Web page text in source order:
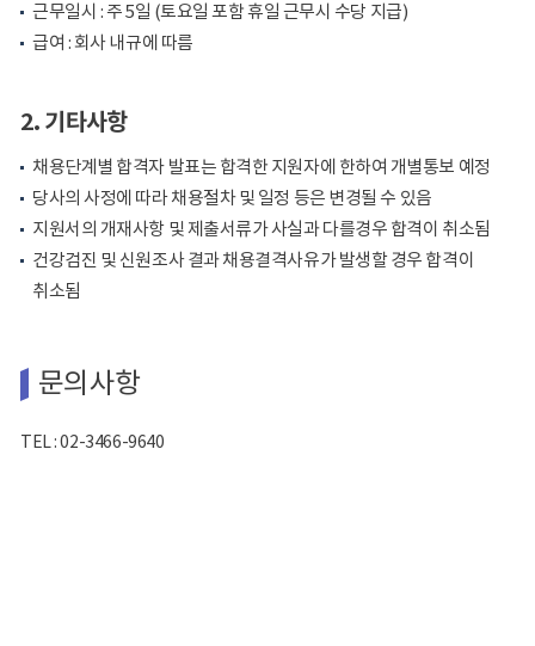
근무일시 : 주 5일 (토요일 포함 휴일 근무시 수당 지급)
급여 : 회사 내규에 따름
2. 기타사항
채용단계별 합격자 발표는 합격한 지원자에 한하여 개별통보 예정
당사의 사정에 따라 채용절차 및 일정 등은 변경될 수 있음
지원서의 개재사항 및 제출서류가 사실과 다를경우 합격이 취소됨
건강검진 및 신원조사 결과 채용결격사유가 발생할 경우 합격이
취소됨
문의사항
TEL : 02-3466-9640